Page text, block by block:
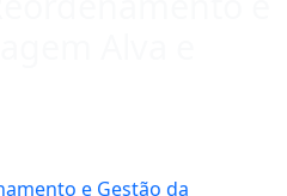
e Gestão da